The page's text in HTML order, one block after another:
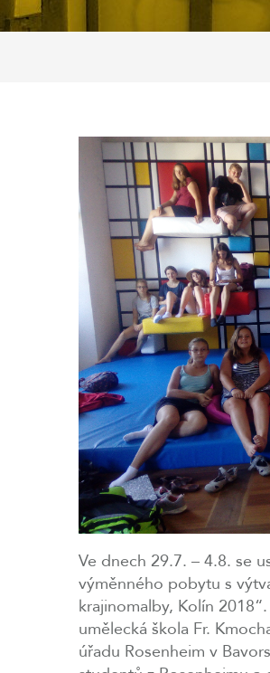
Ve dnech 29.7. – 4.8. se
výměnného pobytu s
krajinomalby, Kolín
umělecká škola Fr.
úřadu Rosenheim v